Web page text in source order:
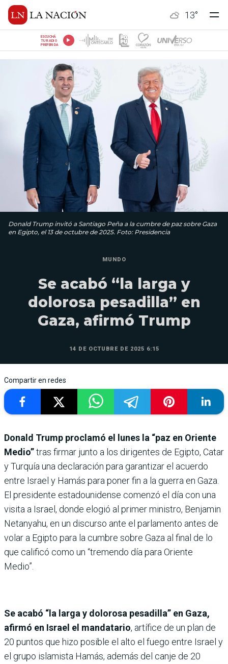
13°
ESCUCHÁ
TU RADIO
PREFERIDA
Donald Trump invitó a Santiago Peña a la cumbre de paz sobre Gaza
en Egipto, el 13 de octubre de 2025. Foto: Presidencia
MUNDO
Se acabó “la larga y
dolorosa pesadilla” en
Gaza, afirmó Trump
14 DE OCTUBRE DE 2025 6:15
Compartir en redes
Donald Trump proclamó el lunes la “paz en Oriente
Medio”tras firmar junto a los dirigentes de Egipto, Catar
y Turquía una declaración para garantizar el acuerdo
entre Israel y Hamás para poner fin a la guerra en Gaza.
El presidente estadounidense comenzó el día con una
visita a Israel, donde elogió al primer ministro, Benjamin
Netanyahu, en un discurso ante el parlamento antes de
volar a Egipto para la cumbre sobre Gaza al final de lo
que calificó como un “tremendo día para Oriente
Medio”.
Se acabó “la larga y dolorosa pesadilla” en Gaza,
afirmó en Israel el mandatario, artífice de un plan de
20 puntos que hizo posible el alto el fuego entre Israel y
el grupo islamista Hamás, además del canje de 20